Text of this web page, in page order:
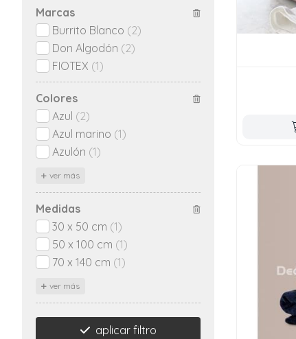
Marcas
Burrito Blanco (2)
Don Algodón (2)
FIOTEX (1)
Colores
Azul (2)
Azul marino (1)
Azulón (1)
ver más
Medidas
30 x 50 cm (1)
50 x 100 cm (1)
70 x 140 cm (1)
ver más
aplicar filtro